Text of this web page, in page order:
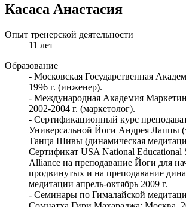
Касаса Анастасия
Опыт тренерской деятельности
11 лет
Образование
- Московская Государственная
1996 г. (инженер).
- Международная Академия
2002-2004 г. (маркетолог).
- Сертификационный курс
Универсальной Йоги Андрея Лаппы
Танца Шивы (динамическая
Сертификат USA National Educational
Alliance на преподавание Йоги для
продвинутых и на преподавание
медитации апрель-октябрь 2009 г.
- Семинары по Гималайской